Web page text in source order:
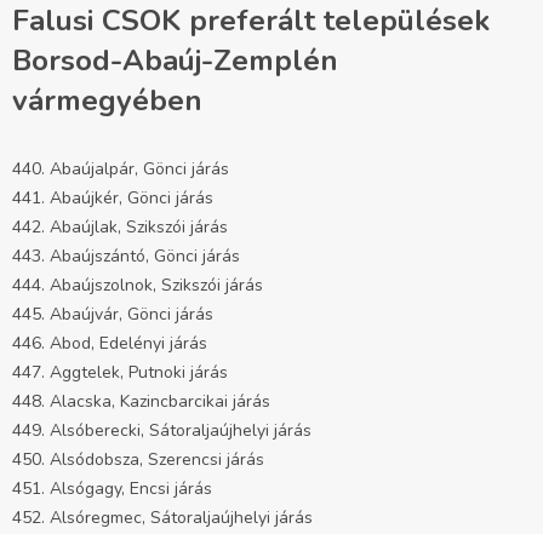
Falusi CSOK preferált települések
Borsod-Abaúj-Zemplén
vármegyében
440. Abaújalpár, Gönci járás
441. Abaújkér, Gönci járás
442. Abaújlak, Szikszói járás
443. Abaújszántó, Gönci járás
444. Abaújszolnok, Szikszói járás
445. Abaújvár, Gönci járás
446. Abod, Edelényi járás
447. Aggtelek, Putnoki járás
448. Alacska, Kazincbarcikai járás
449. Alsóberecki, Sátoraljaújhelyi járás
450. Alsódobsza, Szerencsi járás
451. Alsógagy, Encsi járás
452. Alsóregmec, Sátoraljaújhelyi járás